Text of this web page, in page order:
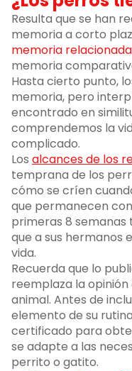
Resulta que se han
memoria a corto
memoria
memoria
Hasta cierto punto,
memoria, pero
encontrado en
comprendemos la
complicado.
Los alcances de los
temprana de los
cómo se críen
que permanecen
primeras 8 semanas
que a sus hermanos
vida.
Recuerda que lo
reemplaza la
animal. Antes de
elemento de su
certificado para
se adapte a las
perrito o gatito.